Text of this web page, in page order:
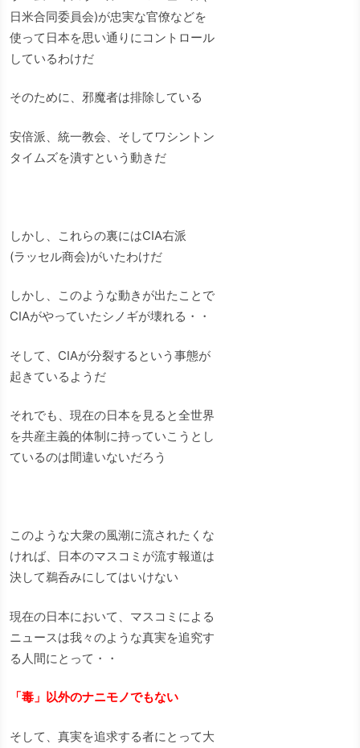
日米合同委員会)が忠実な官僚などを
使って日本を思い通りにコントロール
しているわけだ
そのために、邪魔者は排除している
安倍派、統一教会、そしてワシントン
タイムズを潰すという動きだ
しかし、これらの裏にはCIA右派
(ラッセル商会)がいたわけだ
しかし、このような動きが出たことで
CIAがやっていたシノギが壊れる・・
そして、CIAが分裂するという事態が
起きているようだ
それでも、現在の日本を見ると全世界
を共産主義的体制に持っていこうとし
ているのは間違いないだろう
このような大衆の風潮に流されたくな
ければ、日本のマスコミが流す報道は
決して鵜呑みにしてはいけない
現在の日本において、マスコミによる
ニュースは我々のような真実を追究す
る人間にとって・・
「毒」以外のナニモノでもない
そして、真実を追求する者にとって大